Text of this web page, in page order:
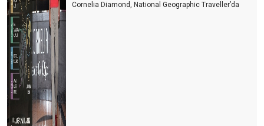
Cornelia Diamond, National Geographic Traveller’da